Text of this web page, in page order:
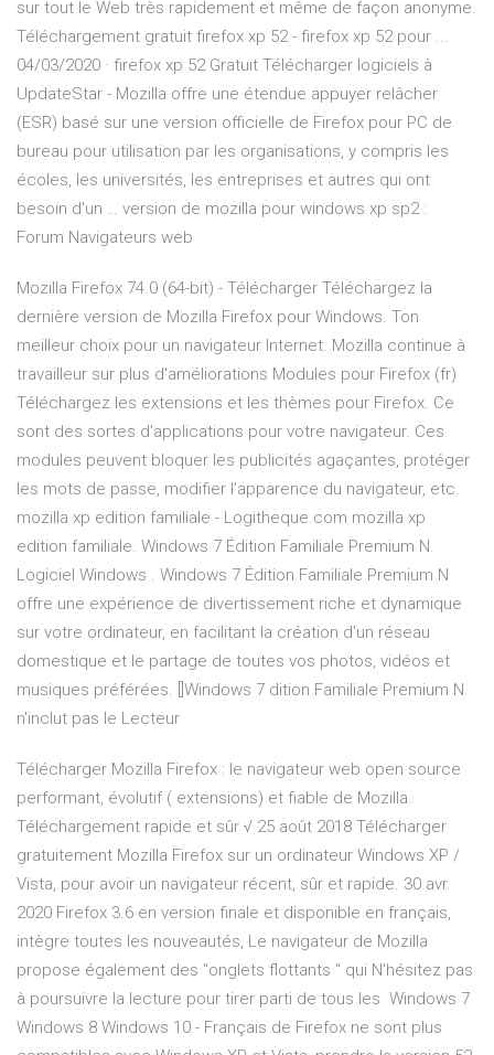
sur tout le Web très rapidement et même de façon anonyme.
Téléchargement gratuit firefox xp 52 - firefox xp 52 pour ...
04/03/2020 · firefox xp 52 Gratuit Télécharger logiciels à
UpdateStar - Mozilla offre une étendue appuyer relâcher
(ESR) basé sur une version officielle de Firefox pour PC de
bureau pour utilisation par les organisations, y compris les
écoles, les universités, les entreprises et autres qui ont
besoin d'un … version de mozilla pour windows xp sp2 :
Forum Navigateurs web
Mozilla Firefox 74.0 (64-bit) - Télécharger Téléchargez la
dernière version de Mozilla Firefox pour Windows. Ton
meilleur choix pour un navigateur Internet. Mozilla continue à
travailleur sur plus d'améliorations Modules pour Firefox (fr)
Téléchargez les extensions et les thèmes pour Firefox. Ce
sont des sortes d’applications pour votre navigateur. Ces
modules peuvent bloquer les publicités agaçantes, protéger
les mots de passe, modifier l’apparence du navigateur, etc.
mozilla xp edition familiale - Logitheque.com mozilla xp
edition familiale. Windows 7 Édition Familiale Premium N.
Logiciel Windows . Windows 7 Édition Familiale Premium N
offre une expérience de divertissement riche et dynamique
sur votre ordinateur, en facilitant la création d'un réseau
domestique et le partage de toutes vos photos, vidéos et
musiques préférées. []Windows 7 dition Familiale Premium N
n'inclut pas le Lecteur
Télécharger Mozilla Firefox : le navigateur web open source
performant, évolutif ( extensions) et fiable de Mozilla.
Téléchargement rapide et sûr √ 25 août 2018 Télécharger
gratuitement Mozilla Firefox sur un ordinateur Windows XP /
Vista, pour avoir un navigateur récent, sûr et rapide. 30 avr.
2020 Firefox 3.6 en version finale et disponible en français,
intègre toutes les nouveautés, Le navigateur de Mozilla
propose également des "onglets flottants " qui N'hésitez pas
à poursuivre la lecture pour tirer parti de tous les Windows 7
Windows 8 Windows 10 - Français de Firefox ne sont plus